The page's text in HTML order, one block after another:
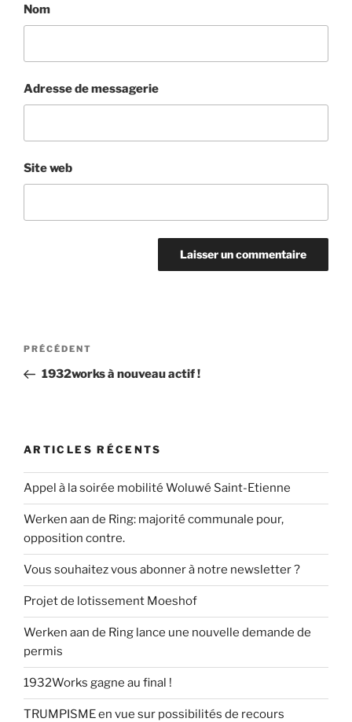
Nom
Adresse de messagerie
Site web
Navigation
l’article
Article
précédent
PRÉCÉDENT
1932works à nouveau actif !
ARTICLES RÉCENTS
Appel à la soirée mobilité Woluwé Saint-Etienne
Werken aan de Ring: majorité communale pour,
opposition contre.
Vous souhaitez vous abonner à notre newsletter ?
Projet de lotissement Moeshof
Werken aan de Ring lance une nouvelle demande de
permis
1932Works gagne au final !
TRUMPISME en vue sur possibilités de recours